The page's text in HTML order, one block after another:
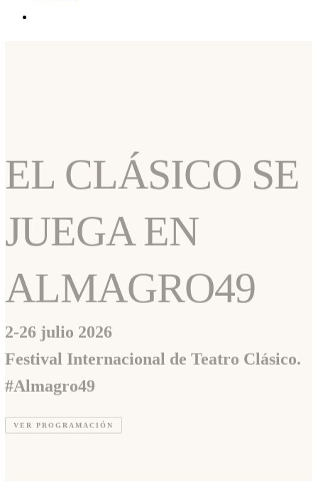
EL CLÁSICO SE
JUEGA EN
ALMAGRO49
2-26 julio 2026
Festival Internacional de Teatro Clásico.
#Almagro49
VER PROGRAMACIÓN